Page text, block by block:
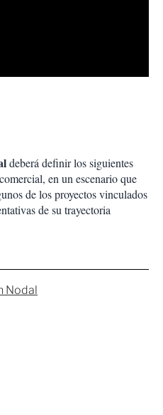
deberá definir los siguientes
en un escenario que
de los proyectos vinculados
de su trayectoria
Nodal